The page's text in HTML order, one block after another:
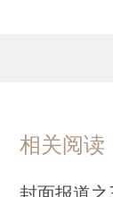
相关阅读
封面报道